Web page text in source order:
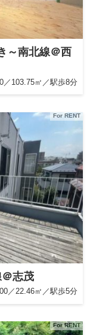
～南北線＠西
／103.75㎡／駅歩8分
For RENT
志茂
／22.46㎡／駅歩5分
For RENT